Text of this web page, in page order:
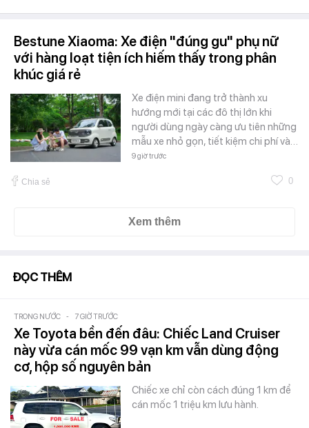
Bestune Xiaoma: Xe điện "đúng gu" phụ nữ
với hàng loạt tiện ích hiếm thấy trong phân
khúc giá rẻ
Xe điện mini đang trở thành xu
hướng mới tại các đô thị lớn khi
người dùng ngày càng ưu tiên những
mẫu xe nhỏ gọn, tiết kiệm chi phí và…
9 giờ trước
Chia sẻ 0
Xem thêm
ĐỌC THÊM
TRONG NƯỚC - 7 GIỜ TRƯỚC
Xe Toyota bền đến đâu: Chiếc Land Cruiser
này vừa cán mốc 99 vạn km vẫn dùng động
cơ, hộp số nguyên bản
Chiếc xe chỉ còn cách đúng 1 km để
cán mốc 1 triệu km lưu hành.